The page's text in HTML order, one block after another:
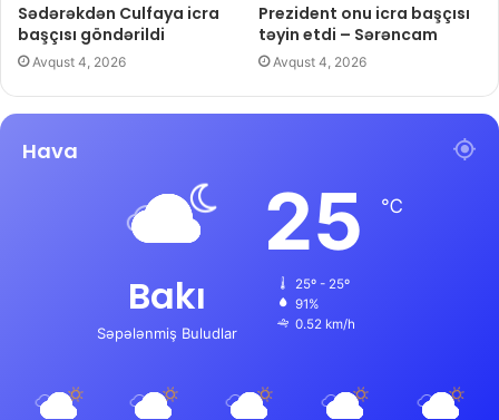
Sədərəkdən Culfaya icra
başçısı göndərildi
Avqust 4, 2026
Prezident onu icra başçısı
təyin etdi – Sərəncam
Avqust 4, 2026
Hava
Bakı
Səpələnmiş Buludlar
25 ℃
25º - 25º
91%
0.52 km/h